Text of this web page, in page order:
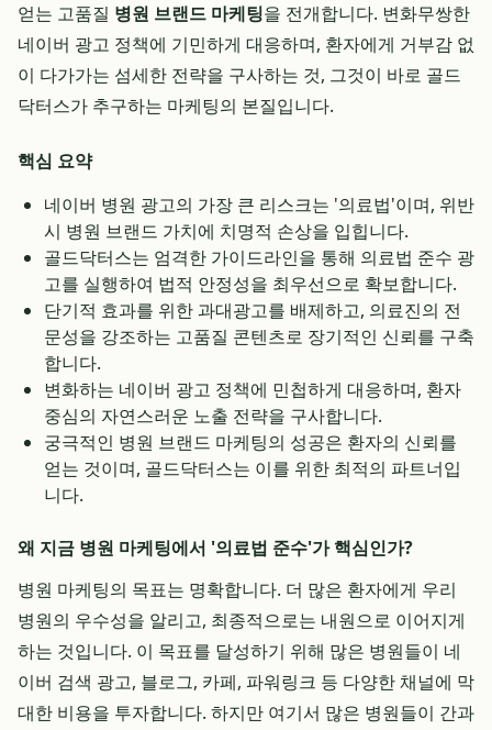
얻는 고품질 병원 브랜드 마케팅을 전개합니다. 변화무쌍한
네이버 광고 정책에 기민하게 대응하며, 환자에게 거부감 없
이 다가가는 섬세한 전략을 구사하는 것, 그것이 바로 골드
닥터스가 추구하는 마케팅의 본질입니다.
핵심 요약
네이버 병원 광고의 가장 큰 리스크는 '의료법'이며, 위반
시 병원 브랜드 가치에 치명적 손상을 입힙니다.
골드닥터스는 엄격한 가이드라인을 통해 의료법 준수 광
고를 실행하여 법적 안정성을 최우선으로 확보합니다.
단기적 효과를 위한 과대광고를 배제하고, 의료진의 전
문성을 강조하는 고품질 콘텐츠로 장기적인 신뢰를 구축
합니다.
변화하는 네이버 광고 정책에 민첩하게 대응하며, 환자
중심의 자연스러운 노출 전략을 구사합니다.
궁극적인 병원 브랜드 마케팅의 성공은 환자의 신뢰를
얻는 것이며, 골드닥터스는 이를 위한 최적의 파트너입
니다.
왜 지금 병원 마케팅에서 '의료법 준수'가 핵심인가?
병원 마케팅의 목표는 명확합니다. 더 많은 환자에게 우리
병원의 우수성을 알리고, 최종적으로는 내원으로 이어지게
하는 것입니다. 이 목표를 달성하기 위해 많은 병원들이 네
이버 검색 광고, 블로그, 카페, 파워링크 등 다양한 채널에 막
대한 비용을 투자합니다. 하지만 여기서 많은 병원들이 간과